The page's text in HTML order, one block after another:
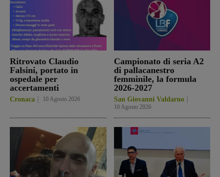
Ritrovato Claudio
Falsini, portato in
ospedale per
accertamenti
Cronaca 10 Agosto 2026
Campionato di seria A2
di pallacanestro
femminile, la formula
2026-2027
San Giovanni Valdarno
10 Agosto 2026